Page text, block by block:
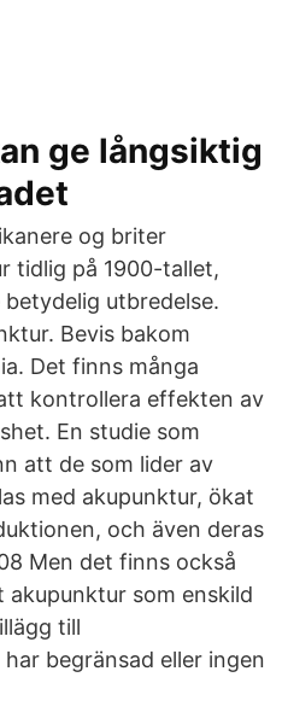
ge långsiktig
og briter
tidlig på 1900-tallet,
utbredelse.
Bevis bakom
Det finns många
kontrollera effekten av
En studie som
att de som lider av
med akupunktur, ökat
och även deras
Men det finns också
som enskild
till
begränsad eller ingen